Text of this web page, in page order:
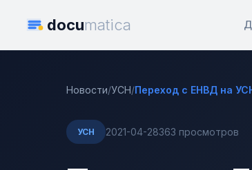
documatica
Новости/УСН/Переход с ЕНВД на
УСН 2021-04-28363 просмотров